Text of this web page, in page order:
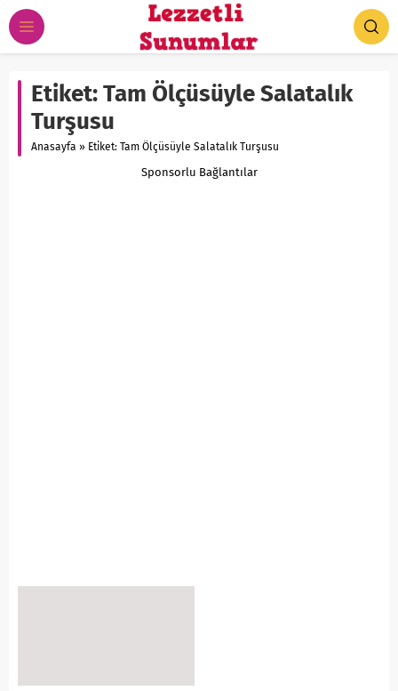
Etiket:Tam Ölçüsüyle Salatalık
Turşusu
Anasayfa » Etiket: Tam Ölçüsüyle Salatalık Turşusu
Sponsorlu Bağlantılar